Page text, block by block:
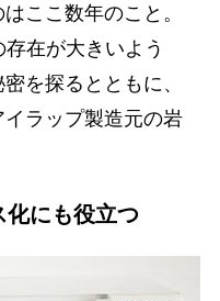
ここ数年のこと。
在が大きいよう
を探るとともに、
ラップ製造元の岩
化にも役立つ